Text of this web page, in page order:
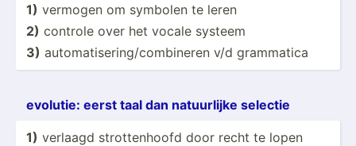
1) vermogen om symbolen te leren
2) controle over het vocale systeem
3) automa­tis­eri­ng/­com­bineren v/d grammatica
evolutie: eerst taal dan natuur­lijke selectie
1) verlaagd strott­enhoofd door recht te lopen